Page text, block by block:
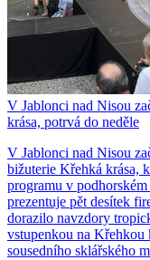
V Jablonci nad Nisou
krása, potrvá do neděle
V Jablonci nad Nisou
bižuterie Křehká krása,
programu v
prezentuje pět desítek
dorazilo navzdory
vstupenkou na Křehkou
sousedního sklářského